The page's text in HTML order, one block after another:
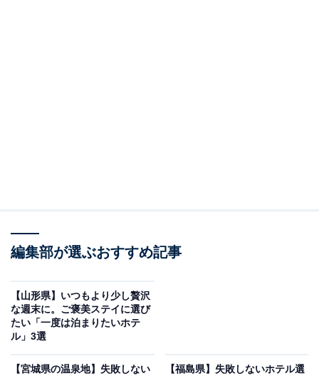
編集部が選ぶおすすめ記事
【山形県】いつもより少し贅沢
な週末に。ご褒美ステイに選び
たい「一度は泊まりたいホテ
ル」3選
【宮城県の温泉地】失敗しない
【福島県】失敗しないホテル選